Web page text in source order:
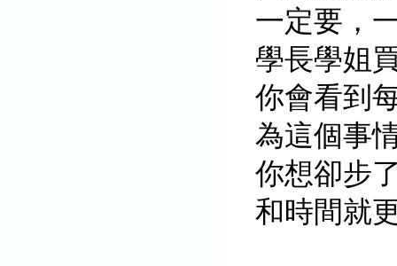
一定要，
學長學姐
你會看到
為這個事
你想卻步
和時間就